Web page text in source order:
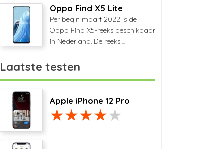
Oppo Find X5 Lite
Per begin maart 2022 is de
Oppo Find X5-reeks beschikbaar
in Nederland. De reeks ...
Laatste testen
Apple iPhone 12 Pro